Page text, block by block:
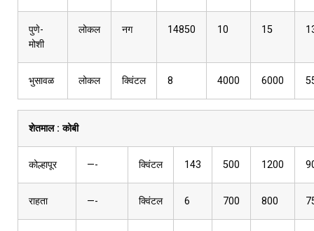
पुणे-
मोशी
लोकल नग 14850 10 15
भुसावळ लोकल क्विंटल 8 4000 6000
शेतमाल :कोबी
कोल्हापूर —- क्विंटल 143 500 1200
राहता —- क्विंटल 6 700 800